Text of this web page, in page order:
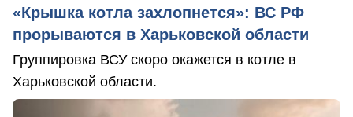
«Крышка котла захлопнется»: ВС РФ
прорываются в Харьковской области
Группировка ВСУ скоро окажется в котле в
Харьковской области.